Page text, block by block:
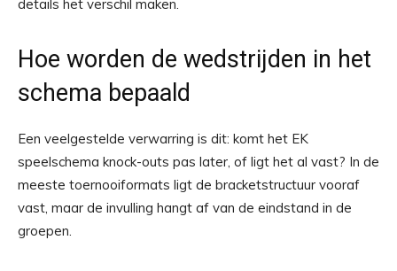
details het verschil maken.
Hoe worden de wedstrijden in het
schema bepaald
Een veelgestelde verwarring is dit: komt het EK
speelschema knock-outs pas later, of ligt het al vast? In de
meeste toernooiformats ligt de bracketstructuur vooraf
vast, maar de invulling hangt af van de eindstand in de
groepen.